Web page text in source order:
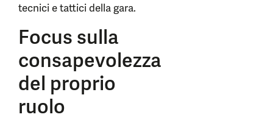
tecnici e tattici della gara.
Focus sulla
consapevolezza
del proprio
ruolo